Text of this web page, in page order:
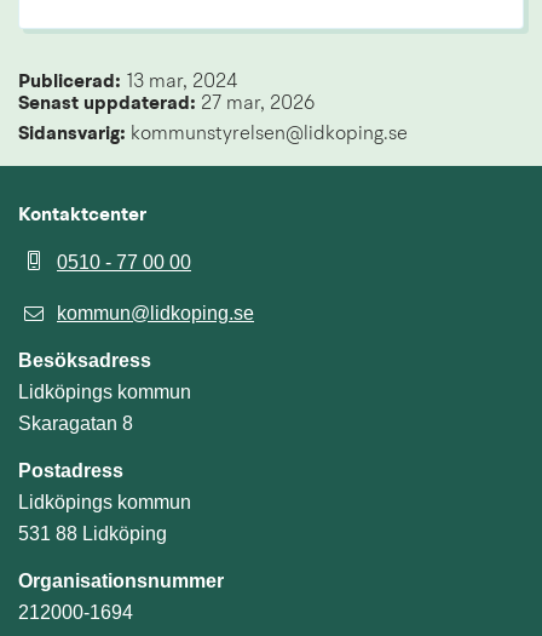
Publicerad: 13 mar, 2024
Senast uppdaterad: 27 mar, 2026
Sidansvarig: kommunstyrelsen@lidkoping.se
Kontaktcenter
0510 - 77 00 00
kommun@lidkoping.se
Besöksadress
Lidköpings kommun
Skaragatan 8
Postadress
Lidköpings kommun
531 88 Lidköping
Organisationsnummer
212000-1694